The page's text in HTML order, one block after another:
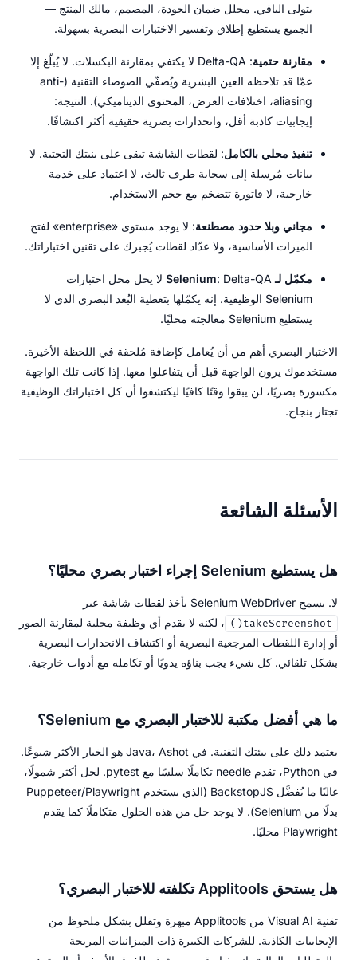
يتولى الباقي. محلل ضمان الجودة، المصمم، مالك المنتج —
الجميع يستطيع إطلاق وتفسير الاختبارات البصرية بسهولة.
مقارنة حتمية
: Delta-QA لا يكتفي بمقارنة البكسلات. لا يُبلّغ إلا
عمّا قد تلاحظه العين البشرية ويُصفّي الضوضاء التقنية (anti-
aliasing، اختلافات العرض، المحتوى الديناميكي). النتيجة:
إيجابيات كاذبة أقل، وانحدارات بصرية حقيقية أكثر اكتشافًا.
تنفيذ محلي بالكامل: لقطات الشاشة تبقى على بنيتك التحتية. لا
بيانات مُرسلة إلى سحابة طرف ثالث، لا اعتماد على خدمة
خارجية، لا فاتورة تتضخم مع حجم الاستخدام.
مجاني وبلا حدود مصطنعة
: لا يوجد مستوى «enterprise» لفتح
الميزات الأساسية، ولا عدّاد لقطات يُجبرك على تقنين اختباراتك.
مكمّل لـ Selenium
: Delta-QA لا يحل محل اختبارات
Selenium الوظيفية. إنه يكمّلها بتغطية البُعد البصري الذي لا
يستطيع Selenium معالجته محليًا.
الاختبار البصري أهم من أن يُعامل كإضافة مُلحقة في اللحظة الأخيرة.
مستخدموك يرون الواجهة قبل أن يتفاعلوا معها. إذا كانت تلك الواجهة
مكسورة بصريًا، لن يبقوا وقتًا كافيًا ليكتشفوا أن كل اختباراتك الوظيفية
تجتاز بنجاح.
الأسئلة الشائعة
هل يستطيع Selenium إجراء اختبار بصري محليًا؟
لا. يسمح Selenium WebDriver بأخذ لقطات شاشة عبر
takeScreenshot()
، لكنه لا يقدم أي وظيفة محلية لمقارنة الصور
أو إدارة اللقطات المرجعية البصرية أو اكتشاف الانحدارات البصرية
بشكل تلقائي. كل شيء يجب بناؤه يدويًا أو تكامله مع أدوات خارجية.
ما هي أفضل مكتبة للاختبار البصري مع Selenium؟
يعتمد ذلك على بيئتك التقنية. في Java، Ashot هو الخيار الأكثر شيوعًا.
في Python، تقدم needle تكاملًا سلسًا مع pytest. لحل أكثر شمولًا،
غالبًا ما يُفضَّل BackstopJS (الذي يستخدم Puppeteer/Playwright
بدلًا من Selenium). لا يوجد حل من هذه الحلول متكاملًا كما يقدم
Playwright محليًا.
هل يستحق Applitools تكلفته للاختبار البصري؟
تقنية Visual AI من Applitools مبهرة وتقلل بشكل ملحوظ من
الإيجابيات الكاذبة. للشركات الكبيرة ذات الميزانيات المريحة